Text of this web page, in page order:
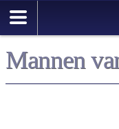
Mannen